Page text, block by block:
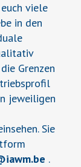
viele
in den
Grenzen
jeweiligen
Sie
iawm.be .